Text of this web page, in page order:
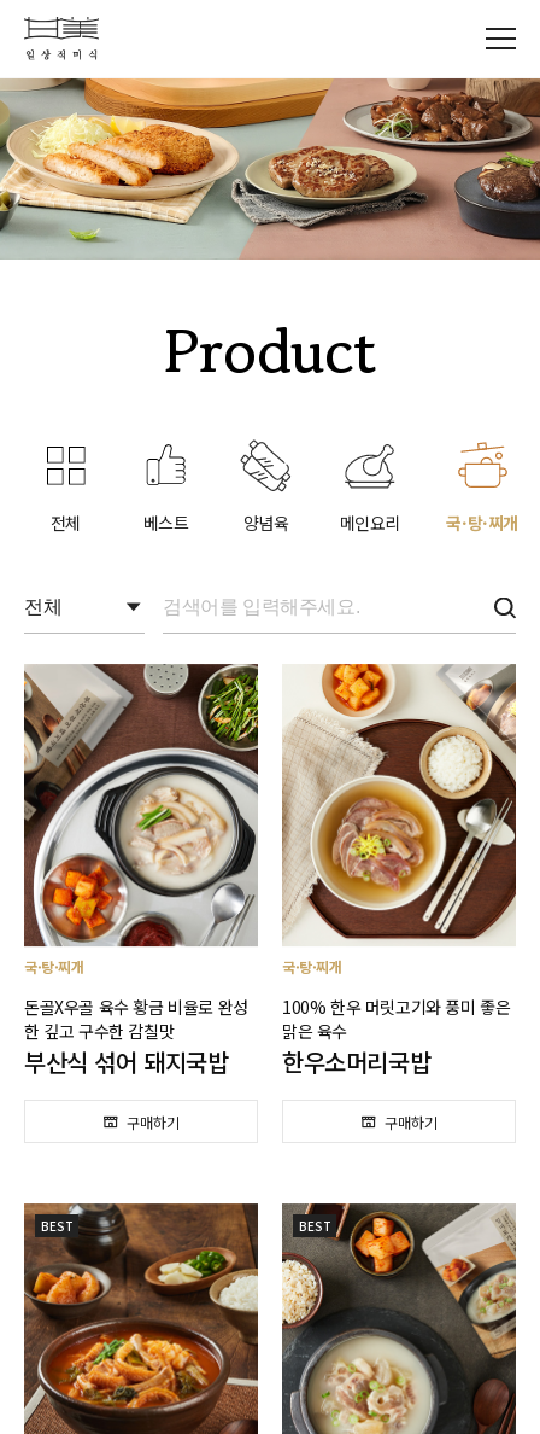
Product
전체 베스트 양념육 메인요리 국·탕·찌개
국·탕·찌개
돈골X우골 육수 황금 비율로 완성
한 깊고 구수한 감칠맛
부산식 섞어 돼지국밥
국·탕·찌개
100% 한우 머릿고기와 풍미 좋은
맑은 육수
한우소머리국밥
BEST BEST